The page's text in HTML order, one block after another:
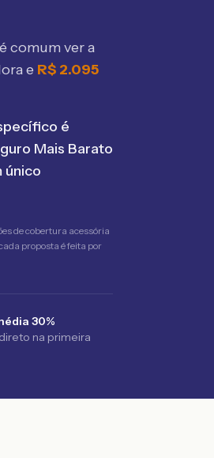
comum ver a
e R$ 2.095
é
Mais Barato
único
de cobertura acessória
proposta é feita por
30%
na primeira